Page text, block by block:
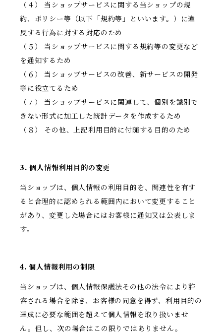
（４） 当ショップサービスに関する当ショップの規
約、ポリシー等（以下「規約等」といいます。）に違
反する行為に対する対応のため
（５） 当ショップサービスに関する規約等の変更など
を通知するため
（６） 当ショップサービスの改善、新サービスの開発
等に役立てるため
（７） 当ショップサービスに関連して、個別を識別で
きない形式に加工した統計データを作成するため
（８） その他、上記利用目的に付随する目的のため
3. 個人情報利用目的の変更
当ショップは、個人情報の利用目的を、関連性を有す
ると合理的に認められる範囲内において変更すること
があり、変更した場合にはお客様に通知又は公表しま
す。
4. 個人情報利用の制限
当ショップは、個人情報保護法その他の法令により許
容される場合を除き、お客様の同意を得ず、利用目的の
達成に必要な範囲を超えて個人情報を取り扱いませ
ん。但し、次の場合はこの限りではありません。